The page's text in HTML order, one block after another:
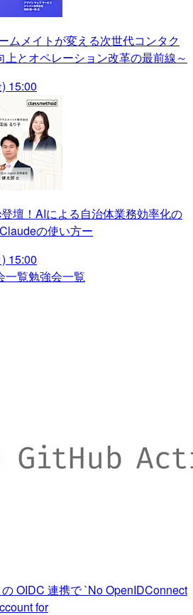
ムメイトが変える次世代コンタク
上とオペレーション改革の最前線～
15:00
登壇！AIによる自治体業務効率化の
の使い方ー
15:00
一覧勉強会一覧
OIDC 連携で `No OpenIDConnect
for